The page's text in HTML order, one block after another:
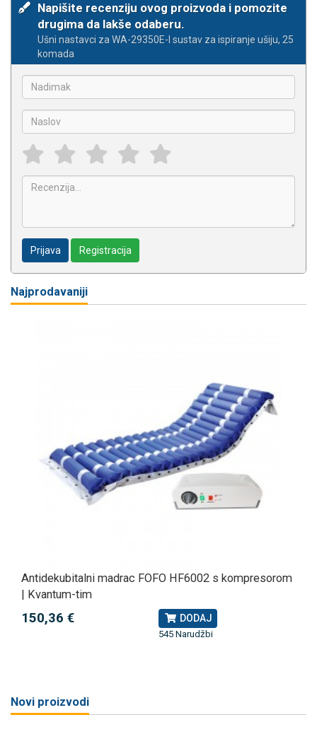
Napišite recenziju ovog proizvoda i pomozite
drugima da lakše odaberu.
Ušni nastavci za WA-29350E-I sustav za ispiranje ušiju, 25
komada
Prijava Registracija
Najprodavaniji
Antidekubitalni madrac FOFO HF6002 s kompresorom
| Kvantum-tim
150,36 € DODAJ
545 Narudžbi
Novi proizvodi